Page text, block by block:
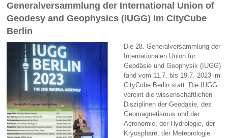
Generalversammlung der International Union of
Geodesy and Geophysics (IUGG) im CityCube
Berlin
Die 28. Generalversammlung der
Internationalen Union für
Geodäsie und Geophysik (IUGG)
fand vom 11.7. bis 19.7. 2023 im
CityCube Berlin statt. Die IUGG
vereint die wissenschaftlichen
Disziplinen der Geodäsie, des
Geomagnetismus und der
Aeronomie, der Hydrologie, der
Kryosphäre, der Meteorologie